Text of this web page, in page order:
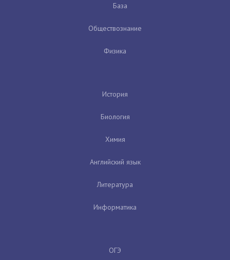
База
Обществознание
Физика
История
Биология
Химия
Английский язык
Литература
Информатика
ОГЭ